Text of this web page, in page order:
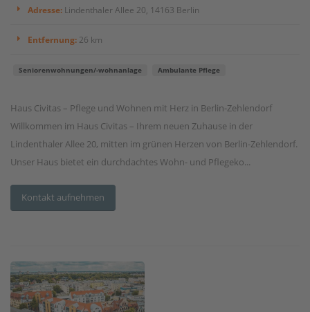
Adresse: Lindenthaler Allee 20, 14163 Berlin
Entfernung: 26 km
Seniorenwohnungen/-wohnanlage Ambulante Pflege
Haus Civitas – Pflege und Wohnen mit Herz in Berlin-Zehlendorf
Willkommen im Haus Civitas – Ihrem neuen Zuhause in der
Lindenthaler Allee 20, mitten im grünen Herzen von Berlin-Zehlendorf.
Unser Haus bietet ein durchdachtes Wohn- und Pflegeko...
Kontakt aufnehmen